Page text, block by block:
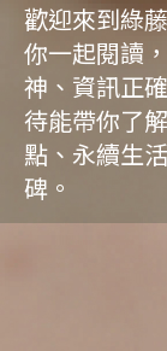
歡迎來到綠
你一起閱讀
神、資訊正
待能帶你了
點、永續生
碑。